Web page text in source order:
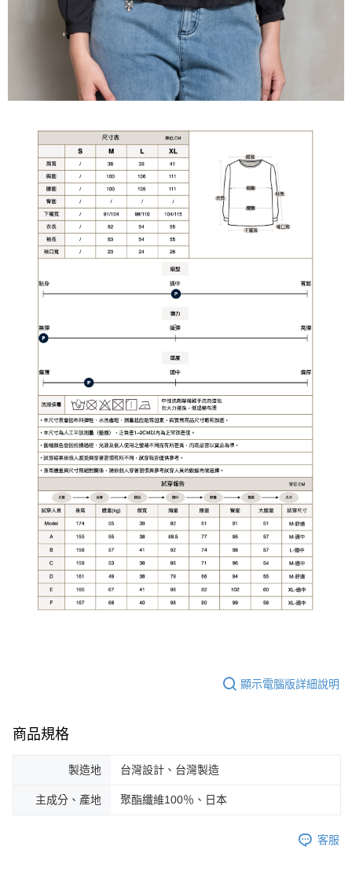
顯示電腦版詳細說明
商品規格
製造地 台灣設計、台灣製造
主成分、產地 聚酯纖維100％、日本
客服